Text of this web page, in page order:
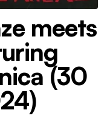
meets
(30